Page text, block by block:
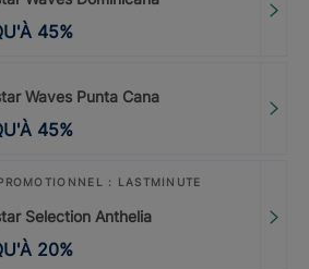
45%
Waves Punta Cana
45%
: LASTMINUTE
Selection Anthelia
20%